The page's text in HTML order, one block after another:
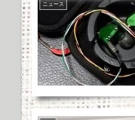
ニュース